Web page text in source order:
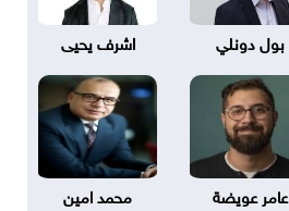
بول دونلي اشرف يحيى
عامر عويضة محمد امين